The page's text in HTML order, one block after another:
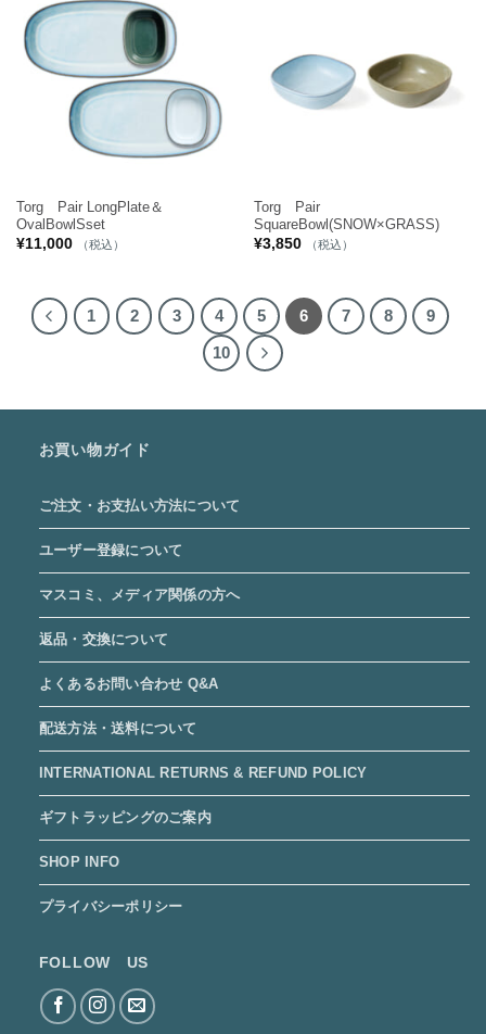
Torg Pair LongPlate＆
OvalBowlSset
¥11,000 （税込）
Torg Pair
SquareBowl(SNOW×GRASS)
¥3,850 （税込）
1 2 3 4 5 6 7 8
9
10
お買い物ガイド
ご注文・お支払い方法について
ユーザー登録について
マスコミ、メディア関係の方へ
返品・交換について
よくあるお問い合わせ Q&A
配送方法・送料について
INTERNATIONAL RETURNS & REFUND POLICY
ギフトラッピングのご案内
SHOP INFO
プライバシーポリシー
FOLLOW US